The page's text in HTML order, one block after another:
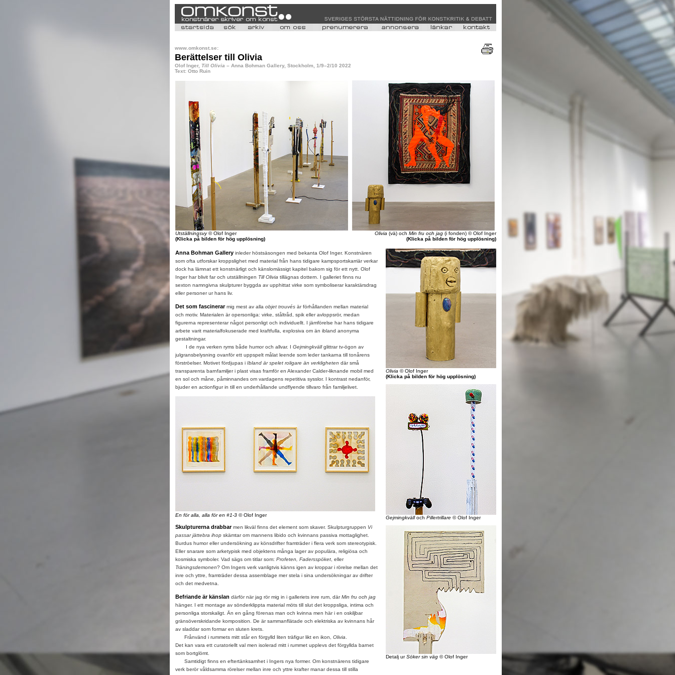
www.omkonst.se:
Berättelser till Olivia
Olof Inger, Till Olivia – Anna Bohman Gallery, Stockholm, 1/9–2/10 2022
Text: Otto Ruin
Utställningsvy© Olof Inger
(Klicka på bilden för hög upplösning)
Olivia (vä) och Min fru och jag (i fonden) © Olof Inger
(Klicka på bilden för hög upplösning)
Anna Bohman Galleryinleder höstsäsongen med bekanta Olof Inger. Konstnären
som ofta utforskar kroppslighet med material från hans tidigare kampsportskarriär verkar
dock ha lämnat ett konstnärligt och känslomässigt kapitel bakom sig för ett nytt. Olof
Inger har blivit far och utställningen Till Olivia tillägnas dottern. I galleriet finns nu
sexton namngivna skulpturer byggda av upphittat virke som symboliserar karaktärsdrag
eller personer ur hans liv.
Det som fascinerarmig mest av alla objet trouvésär förhållanden mellan material
och motiv. Materialen är opersonliga: virke, ståltråd, spik eller avloppsrör, medan
figurerna representerar något personligt och individuellt. I jämförelse har hans tidigare
arbete varit materialfokuserade med kraftfulla, explosiva om än ibland anonyma
gestaltningar.
I de nya verken ryms både humor och allvar. I Gejmingkvällglittrar tv-ögon av
julgransbelysning ovanför ett uppspelt målat leende som leder tankarna till tonårens
förströelser. Motivet fördjupas i Ibland är spelet roligare än verkligheten där små
transparenta barnfamiljer i plast visas framför en Alexander Calder-liknande mobil med
en sol och måne, påminnandes om vardagens repetitiva sysslor. I kontrast nedanför,
bjuder en actionfigur in till en underhållande undflyende tillvaro från familjelivet.
En för alla, alla för en #1-3© Olof Inger
Skulpturerna drabbarmen likväl finns det element som skaver. Skulpturgruppen Vi
passar jättebra ihopskämtar om mannens libido och kvinnans passiva mottaglighet.
Burdus humor eller undersökning av könsdrifter framträder i flera verk som stereotypisk.
Eller snarare som arketypisk med objektens många lager av populära, religiösa och
kosmiska symboler. Vad sägs om titlar som: Profeten, Fadersspöket, eller
Träningsdemonen? Om Ingers verk vanligtvis känns igen av kroppar i rörelse mellan det
inre och yttre, framträder dessa assemblage mer stela i sina undersökningar av drifter
och det medvetna.
Befriande är känslan därför när jag rör mig in i galleriets inre rum, därMin fru och jag
hänger. I ett montage av sönderklippta material möts till slut det kroppsliga, intima och
personliga storskaligt. Än en gång förenas man och kvinna men här i en oskiljbar
gränsöverskridande komposition. De är sammanflätade och elektriska av kvinnans hår
av sladdar som formar en sluten krets.
Frånvänd i rummets mitt står en förgylld liten träfigur likt en ikon, Olivia
Det kan vara ett curatoriellt val men isolerad mitt i rummet upplevs det förgyllda barnet
som bortglömt.
Samtidigt finns en eftertänksamhet i Ingers nya former. Om konstnärens tidigare
verk berör våldsamma rörelser mellan inre och yttre krafter manar dessa till stilla
Olivia © Olof Inger
(Klicka på bilden för hög upplösning)
Gejmingkvälloch Pillertrillare© Olof Inger
Detalj urSöker sin väg© Olof Inger